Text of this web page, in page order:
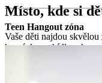
Místo, kde si
Vaše děti najdou
hernách s nabídkou her
Teen Hangout zóna